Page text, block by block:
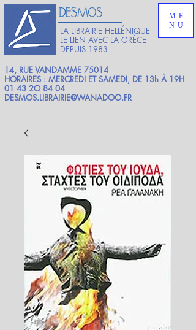
LA LIBRAIRIE HELLÉNIQUE
LE LIEN AVEC LA GRÈCE
DEPUIS 1983
ME
NU
14, RUE VANDAMME 75014
HORAIRES : MERCREDI ET SAMEDI, DE 13h À 19H
01 43 2O 84 04
DESMOS.LIBRAIRIE@WANADOO.FR